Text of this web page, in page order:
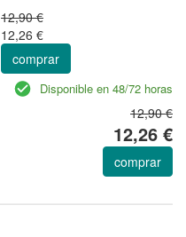
12,90 €
12,26 €
comprar
Disponible en 48/72 horas
12,90 €
12,26 €
comprar